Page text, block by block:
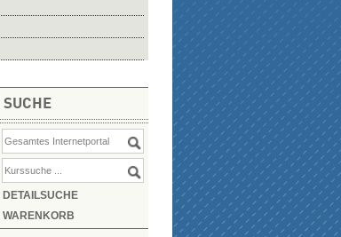
SUCHE
DETAILSUCHE
WARENKORB